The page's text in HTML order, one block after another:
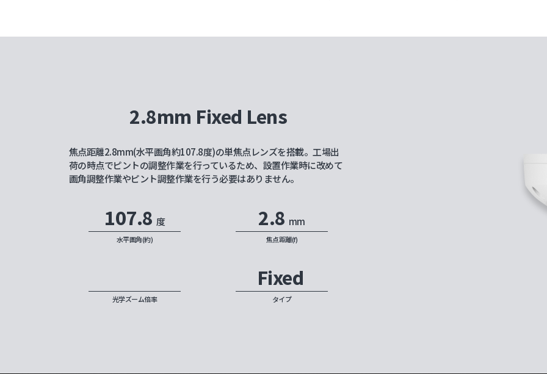
2.8mm Fixed Lens
焦点距離2.8mm(水平画角約107.8度)の単焦点レンズを搭載。工場出
荷の時点でピントの調整作業を行っているため、設置作業時に改めて
画角調整作業やピント調整作業を行う必要はありません。
107.8 度
水平画角(約)
2.8 mm
焦点距離(f)
光学ズーム倍率
Fixed
タイプ